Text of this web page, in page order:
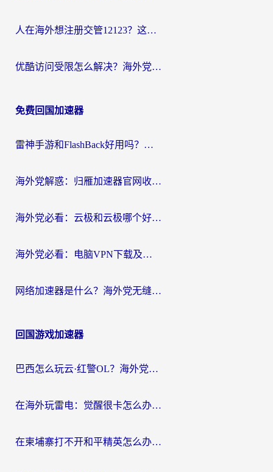
人在海外想注册交管12123？这篇攻略帮你搞定（附回国加速神器）
优酷访问受限怎么解决？海外党亲测有效的回国加速方案
免费回国加速器
雷神手游和FlashBack好用吗？海外党亲测指南，避开破解版坑轻松访问国内资源
海外党解惑：归雁加速器官网收费吗？+3个回国加速问题的真实答案
海外党必看：云极和云极哪个好？3分钟选对回国加速器，无缝访问国内资源
海外党必看：电脑VPN下载及回国加速器选择指南——无缝访问国内资源不再难
网络加速器是什么？海外党无缝刷剧、看NBA的实用指南
回国游戏加速器
巴西怎么玩云·红警OL？海外党国服游戏加速终极攻略（附非洲逆水寒&天下山海低延迟技巧）
在海外玩雷电：觉醒很卡怎么办？2026终极指南帮你告别延迟与卡顿
在柬埔寨打不开和平精英怎么办？海外党必看的国服游戏加速终极指南